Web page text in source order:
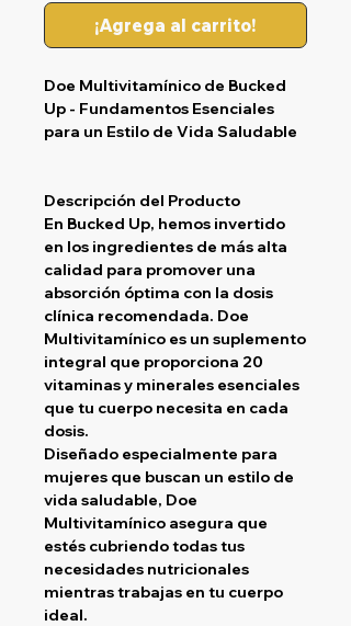
¡Agrega al carrito!
Doe Multivitamínico de Bucked
Up - Fundamentos Esenciales
para un Estilo de Vida Saludable
Descripción del Producto
En Bucked Up, hemos invertido
en los ingredientes de más alta
calidad para promover una
absorción óptima con la dosis
clínica recomendada. Doe
Multivitamínico es un suplemento
integral que proporciona 20
vitaminas y minerales esenciales
que tu cuerpo necesita en cada
dosis.
Diseñado especialmente para
mujeres que buscan un estilo de
vida saludable, Doe
Multivitamínico asegura que
estés cubriendo todas tus
necesidades nutricionales
mientras trabajas en tu cuerpo
ideal.